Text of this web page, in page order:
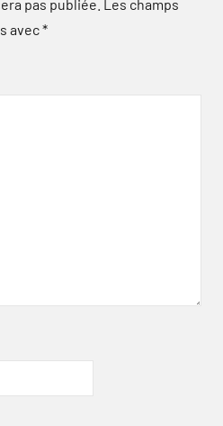
pas publiée.
Les champs
avec*